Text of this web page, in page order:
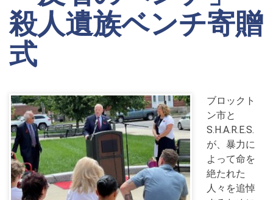
殺人遺族ベンチ寄贈
式
ブロックト
ン市と
S.H.A.R.E.S.
が、暴力に
よって命を
絶たれた
人々を追悼